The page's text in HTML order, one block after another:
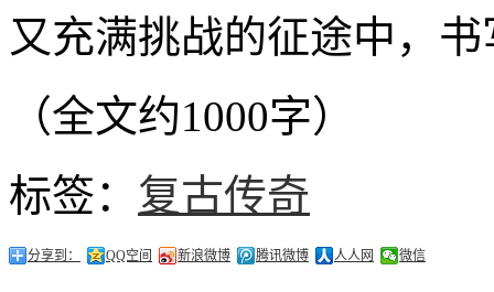
又充满挑战的征途中，
（全文约1000字）
标签： 复古传奇
分享到： QQ空间 新浪微博 腾讯微博 人人网 微信